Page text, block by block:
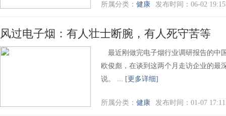
所属分类： 健康 发布时间：06-02
风过电子烟：有人壮士断腕，有人死守苦等
最近刚做完电子烟行业调研报告的中
欧俊彪，在谈到这两个月走访企业的最
说。 ... [更多详细]
所属分类： 健康 发布时间：01-07